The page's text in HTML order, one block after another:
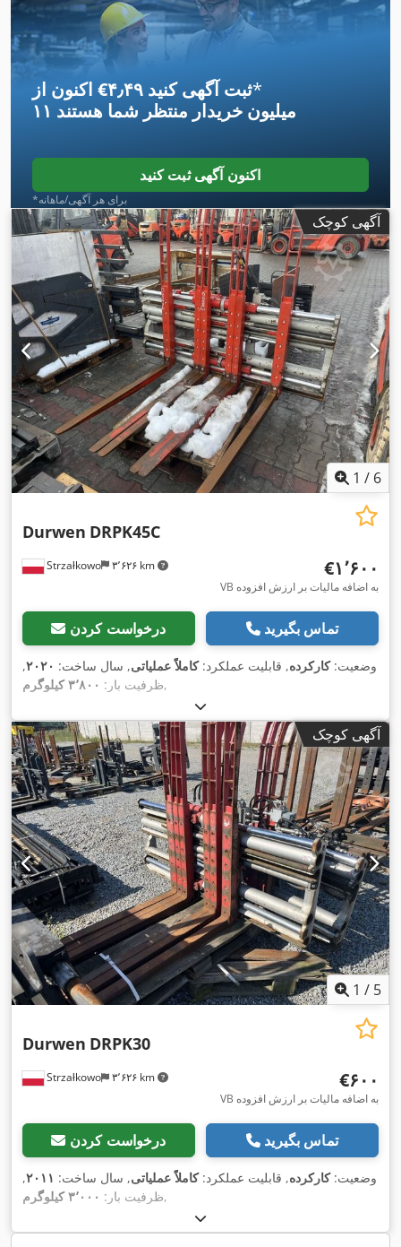
اکنون از ‎€۴٫۴۹ ثبت آگهی کنید*
۱۱ میلیون خریدار منتظر شما هستند
اکنون آگهی ثبت کنید
*برای هر آگهی/ماهانه
آگهی کوچک
1 / 6
Strzałkowo ۳٬۶۲۶ km
Durwen DRPK45C
‎€۱٬۶۰۰
VB به اضافه مالیات بر ارزش افزوده
درخواست کردن تماس بگیرید
وضعیت:کارکرده, قابلیت عملکرد:کاملاً عملیاتی, سال ساخت: ۲۰۲۰,
ظرفیت بار: ۳٬۸۰۰ کیلوگرم ,
آگهی کوچک
1 / 5
Strzałkowo ۳٬۶۲۶ km
Durwen DRPK30
‎€۶۰۰
VB به اضافه مالیات بر ارزش افزوده
درخواست کردن تماس بگیرید
وضعیت:کارکرده, قابلیت عملکرد:کاملاً عملیاتی, سال ساخت: ۲۰۱۱,
ظرفیت بار: ۳٬۰۰۰ کیلوگرم ,